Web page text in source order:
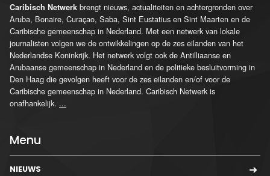
Caribisch Netwerk brengt nieuws, actualiteiten en achtergronden over
Aruba, Bonaire, Curaçao, Saba, Sint Eustatius en Sint Maarten en de
Caribische gemeenschap in Nederland. Met een netwerk van lokale
journalisten volgen we de ontwikkelingen op de zes eilanden van het
Nederlandse Koninkrijk. Het netwerk volgt ook de Antilliaanse en
Arubaanse gemeenschap in Nederland en de politieke besluitvorming in
Den Haag die gevolgen heeft voor de zes eilanden en/of voor de
Caribische gemeenschap in Nederland. Caribisch Netwerk is
onafhankelijk. ...
Menu
NIEUWS